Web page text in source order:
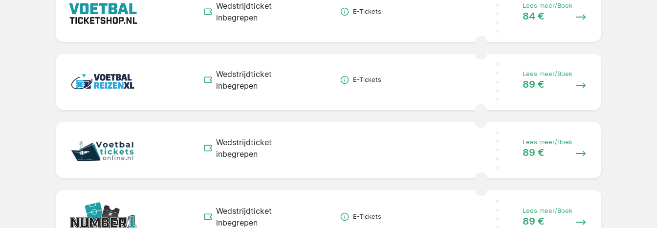
Wedstrijdticket
inbegrepen
E-Tickets
Lees meer/Boek
84 €
Wedstrijdticket
inbegrepen
E-Tickets
Lees meer/Boek
89 €
Wedstrijdticket
inbegrepen
Lees meer/Boek
89 €
Wedstrijdticket
inbegrepen
E-Tickets
Lees meer/Boek
89 €